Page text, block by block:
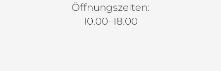
Öffnungszeiten:
10.00–18.00